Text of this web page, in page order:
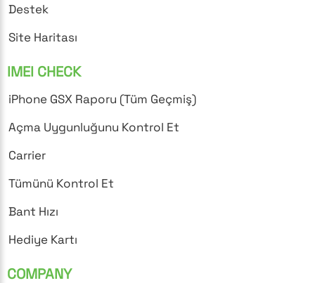
Destek
Site Haritası
IMEI CHECK
iPhone GSX Raporu (Tüm Geçmiş)
Açma Uygunluğunu Kontrol Et
Carrier
Tümünü Kontrol Et
Bant Hızı
Hediye Kartı
COMPANY